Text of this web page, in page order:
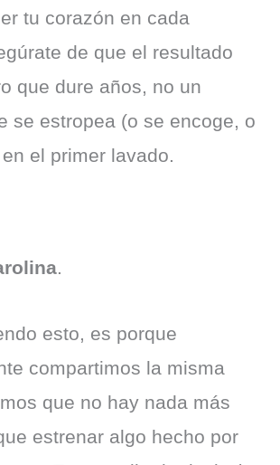
tu corazón en cada
de que el resultado
que dure años, no un
se estropea (o se encoge, o
el primer lavado.
.
esto, es porque
compartimos la misma
que no hay nada más
estrenar algo hecho por